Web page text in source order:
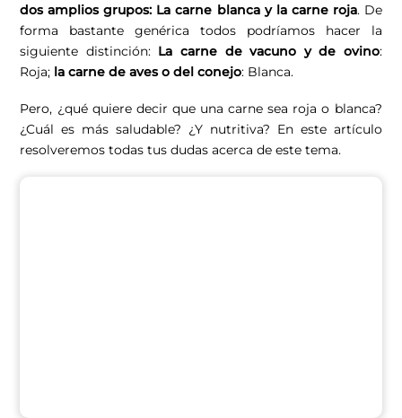
dos amplios grupos: La carne blanca y la carne roja. De
forma bastante genérica todos podríamos hacer la
siguiente distinción: La carne de vacuno y de ovino:
Roja; la carne de aves o del conejo: Blanca.
Pero, ¿qué quiere decir que una carne sea roja o blanca?
¿Cuál es más saludable? ¿Y nutritiva? En este artículo
resolveremos todas tus dudas acerca de este tema.